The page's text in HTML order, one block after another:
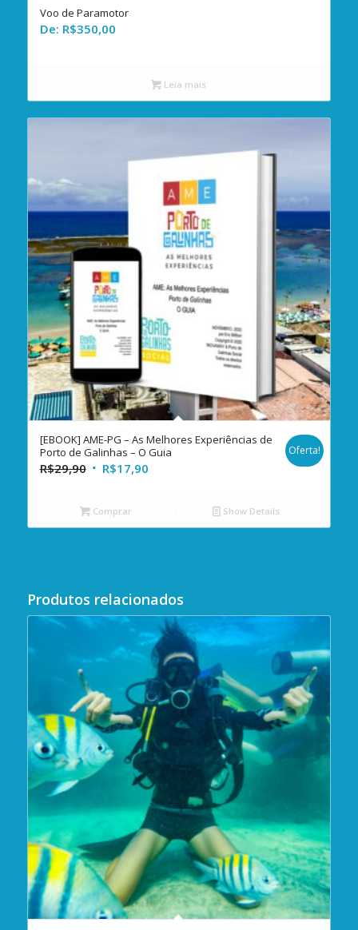
Voo de Paramotor
De: R$350,00
Leia mais
[EBOOK] AME-PG – As Melhores Experiências de
Porto de Galinhas – O Guia
R$29,90 R$17,90
Oferta!
Comprar Show Details
Produtos relacionados